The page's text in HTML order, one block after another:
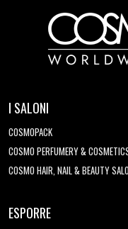
I SALONI
COSMOPACK
COSMO PERFUMERY &
COSMO HAIR, NAIL & BEAUTY
ESPORRE